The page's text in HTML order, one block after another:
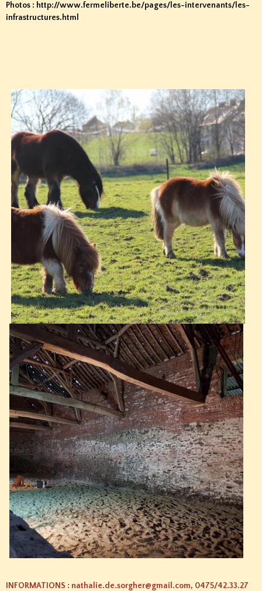
Photos : http://www.fermeliberte.be/pages/les-intervenants/les-
infrastructures.html
INFORMATIONS : nathalie.de.sorgher@gmail.com, 0475/42.33.27